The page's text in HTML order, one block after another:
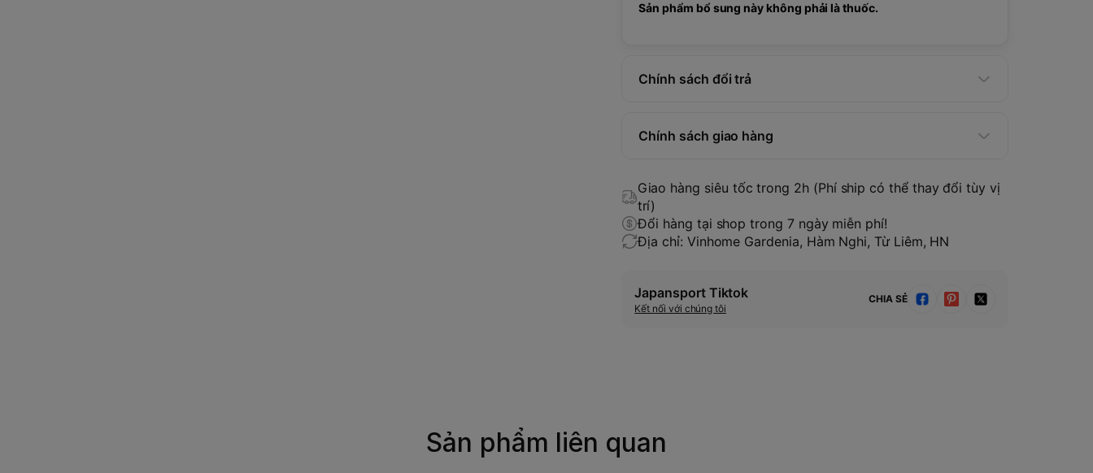
Sản phẩm bổ sung này không phải là thuốc.
Chính sách đổi trả
Chính sách giao hàng
Giao hàng siêu tốc trong 2h (Phí ship có thể thay đổi tùy vị
trí)
Đổi hàng tại shop trong 7 ngày miễn phí!
Địa chỉ: Vinhome Gardenia, Hàm Nghi, Từ Liêm, HN
Japansport Tiktok
Kết nối với chúng tôi
CHIA SẺ
Sản phẩm liên quan